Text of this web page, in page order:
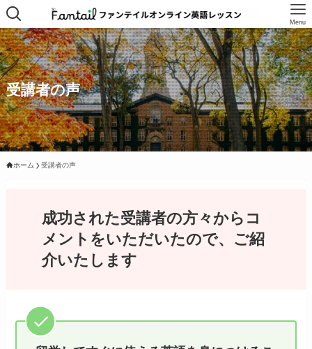
Menu
受講者の声
ホーム 受講者の声
成功された受講者の方々からコ
メントをいただいたので、ご紹
介いたします